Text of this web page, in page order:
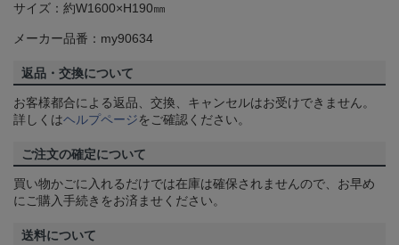
サイズ：約W1600×H190㎜
メーカー品番：my90634
返品・交換について
お客様都合による返品、交換、キャンセルはお受けできません。
詳しくはヘルプページをご確認ください。
ご注文の確定について
買い物かごに入れるだけでは在庫は確保されませんので、お早め
にご購入手続きをお済ませください。
送料について